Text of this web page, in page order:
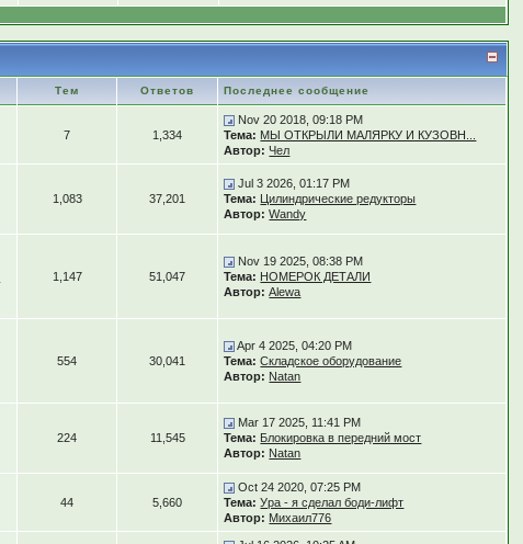
Тем Ответов Последнее сообщение
7 1,334
Nov 20 2018, 09:18 PM
Тема: МЫ ОТКРЫЛИ МАЛЯРКУ И КУЗОВН...
Автор: Чел
1,083 37,201
Jul 3 2026, 01:17 PM
Тема: Цилиндрические редукторы
Автор: Wandy
1,147 51,047
Nov 19 2025, 08:38 PM
Тема: НОМЕРОК ДЕТАЛИ
Автор: Alewa
554 30,041
Apr 4 2025, 04:20 PM
Тема: Складское оборудование
Автор: Natan
224 11,545
Mar 17 2025, 11:41 PM
Тема: Блокировка в передний мост
Автор: Natan
44 5,660
Oct 24 2020, 07:25 PM
Тема: Ура - я сделал боди-лифт
Автор: Михаил776